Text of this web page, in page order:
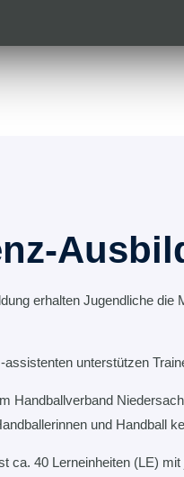
erhalten Jugendliche
unterstützen
Handballverband
und Handball
ca. 40 Lerneinheiten (LE)